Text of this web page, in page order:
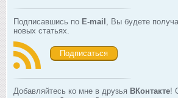
Подписавшись по E-mail , Вы будете
новых статьях.
Подписаться
Добавляйтесь ко мне в друзья ВКонтакте!